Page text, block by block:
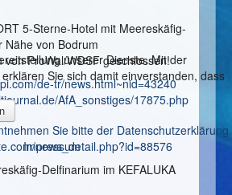
5-Sterne-Hotel mit Meereskäfig-
Nähe von Bodrum
von ProWal/WDSF geschlossen!
de-tr/news.html~nid=43240
AfA_sonstiges/17875.php
news_detail.php?id=88576
Delfinarium im KEFALUKA
unserer Dienste. Mit der
Sie sich damit einverstanden, dass
Sie bitte der Datenschutzerklärung
Impressum